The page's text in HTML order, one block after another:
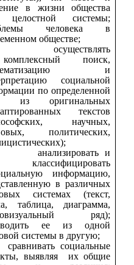
в жизни общества
целостной системы;
человека в
обществе;
поиск,
и
социальной
по определенной
из оригинальных
текстов
научных,
политических,
и
информацию,
в различных
системах (текст,
таблица, диаграмма,
ряд);
ее из одной
системы в другую;
социальные
выявляя их общие